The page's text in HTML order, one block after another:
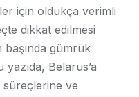
için oldukça verimli
dikkat edilmesi
gümrük
Belarus’a
süreçlerine ve